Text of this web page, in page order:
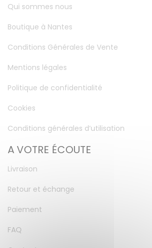
Qui sommes nous
Boutique à Nantes
Conditions Générales de Vente
Mentions légales
Politique de confidentialité
Cookies
Conditions générales d’utilisation
A VOTRE ÉCOUTE
Livraison
Retour et échange
Paiement
FAQ